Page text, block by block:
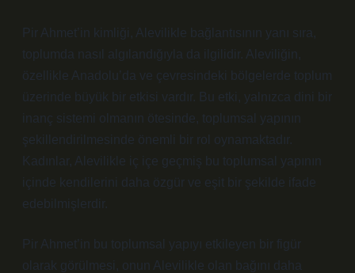
Pir Ahmet’in kimliği, Alevilikle bağlantısının yanı sıra,
toplumda nasıl algılandığıyla da ilgilidir. Aleviliğin,
özellikle Anadolu’da ve çevresindeki bölgelerde toplum
üzerinde büyük bir etkisi vardır. Bu etki, yalnızca dini bir
inanç sistemi olmanın ötesinde, toplumsal yapının
şekillendirilmesinde önemli bir rol oynamaktadır.
Kadınlar, Alevilikle iç içe geçmiş bu toplumsal yapının
içinde kendilerini daha özgür ve eşit bir şekilde ifade
edebilmişlerdir.
Pir Ahmet’in bu toplumsal yapıyı etkileyen bir figür
olarak görülmesi, onun Alevilikle olan bağını daha